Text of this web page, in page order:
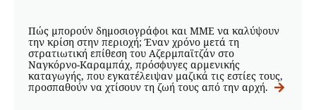
Πώς μπορούν δημοσιογράφοι και ΜΜΕ να καλύψουν
την κρίση στην περιοχή; Έναν χρόνο μετά τη
στρατιωτική επίθεση του Αζερμπαϊτζάν στο
Ναγκόρνο-Καραμπάχ, πρόσφυγες αρμενικής
καταγωγής, που εγκατέλειψαν μαζικά τις εστίες τους,
προσπαθούν να χτίσουν τη ζωή τους από την αρχή.